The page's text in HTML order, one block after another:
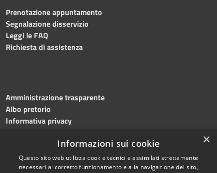
Prenotazione appuntamento
Segnalazione disservizio
Leggi le FAQ
Richiesta di assistenza
Amministrazione trasparente
Albo pretorio
Informativa privacy
Dichiarazione di accessibilità Meccanismo di feedback ×
Informazioni sui cookie
Questo sito web utilizza cookie tecnici e assimilati strettamente
necessari al corretto funzionamento e alla navigazione del sito,